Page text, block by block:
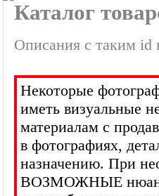
Каталог
Описания с таким id
Некоторые
иметь визуальные
материалам с
в фотографиях,
назначению. При
ВОЗМОЖНЫЕ